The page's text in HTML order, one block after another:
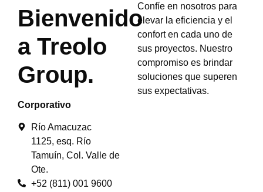
Bienvenido
a Treolo
Group.
Corporativo
Río Amacuzac
1125, esq. Río
Tamuín, Col. Valle de
Ote.
+52 (811) 001 9600
Confíe en nosotros para
elevar la eficiencia y el
confort en cada uno de
sus proyectos. Nuestro
compromiso es brindar
soluciones que superen
sus expectativas.